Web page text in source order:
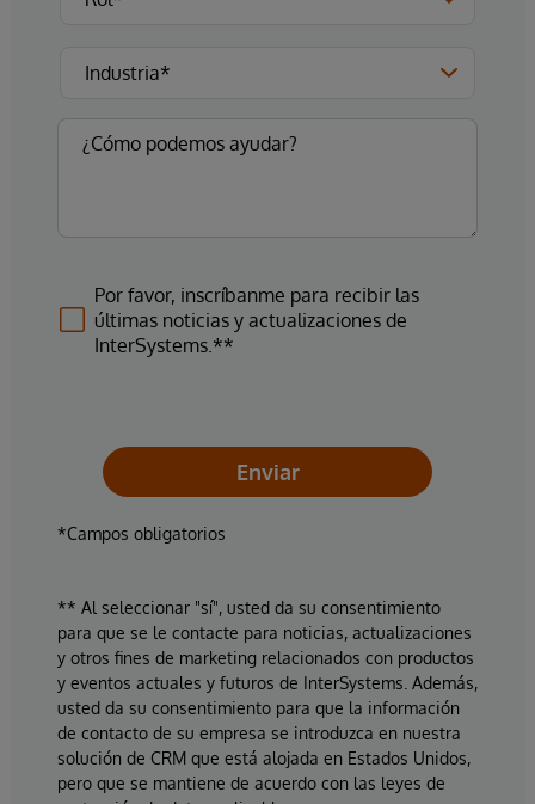
Por favor, inscríbanme para recibir las
últimas noticias y actualizaciones de
InterSystems.**
Enviar
*Campos obligatorios
** Al seleccionar "sí", usted da su consentimiento
para que se le contacte para noticias, actualizaciones
y otros fines de marketing relacionados con productos
y eventos actuales y futuros de InterSystems. Además,
usted da su consentimiento para que la información
de contacto de su empresa se introduzca en nuestra
solución de CRM que está alojada en Estados Unidos,
pero que se mantiene de acuerdo con las leyes de